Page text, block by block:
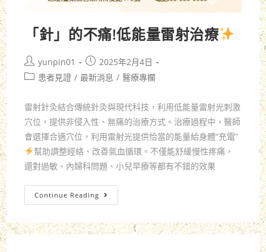
「針」的不痛!低能量雷射治療
yunpin01
2025年2月4日
患者見證 / 最新消息 / 醫療專欄
雷射針灸結合傳統針灸與現代科技，利用低能量雷射光刺激
穴位，提供非侵入性、無痛的治療方式。治療過程中，醫師
會選擇合適穴位，利用雷射光提供恰當的能量給身體“充電”
幫助調整經絡、改善氣血循環。不僅能舒緩慢性疼痛，
還對過敏、內婦科問題、小兒早療等都有不錯的效果
Continue Reading